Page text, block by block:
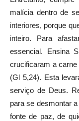
malícia dentro de
interiores, porque
inteiro. Para
essencial. Ensina
crucificaram a
(Gl 5,24). Esta
serviço de Deus.
para se desmontar
fonte de paz, de